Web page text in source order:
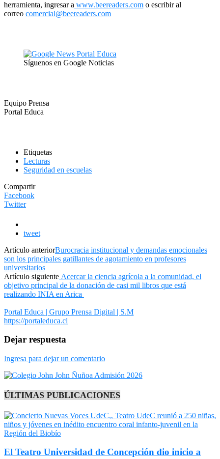
herramienta, ingresar a www.beereaders.com o escribir al
correo comercial@beereaders.com
Síguenos en Google Noticias
Equipo Prensa
Portal Educa
Etiquetas
Lecturas
Seguridad en escuelas
Compartir
Facebook
Twitter
tweet
Artículo anteriorBurocracia institucional y demandas emocionales
son los principales gatillantes de agotamiento en profesores
universitarios
Artículo siguiente Acercar la ciencia agrícola a la comunidad, el
objetivo principal de la donación de casi mil libros que está
realizando INIA en Arica
Portal Educa | Grupo Prensa Digital | S.M
https://portaleduca.cl
Dejar respuesta
Ingresa para dejar un comentario
ÚLTIMAS PUBLICACIONES
El Teatro Universidad de Concepción dio inicio a